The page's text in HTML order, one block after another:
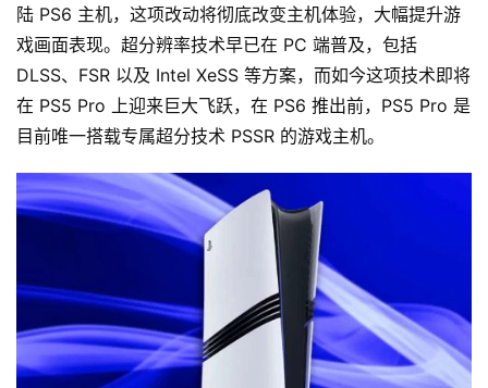
陆 PS6 主机，这项改动将彻底改变主机体验，大幅提升游
戏画面表现。超分辨率技术早已在 PC 端普及，包括
DLSS、FSR 以及 Intel XeSS 等方案，而如今这项技术即将
在 PS5 Pro 上迎来巨大飞跃，在 PS6 推出前，PS5 Pro 是
目前唯一搭载专属超分技术 PSSR 的游戏主机。